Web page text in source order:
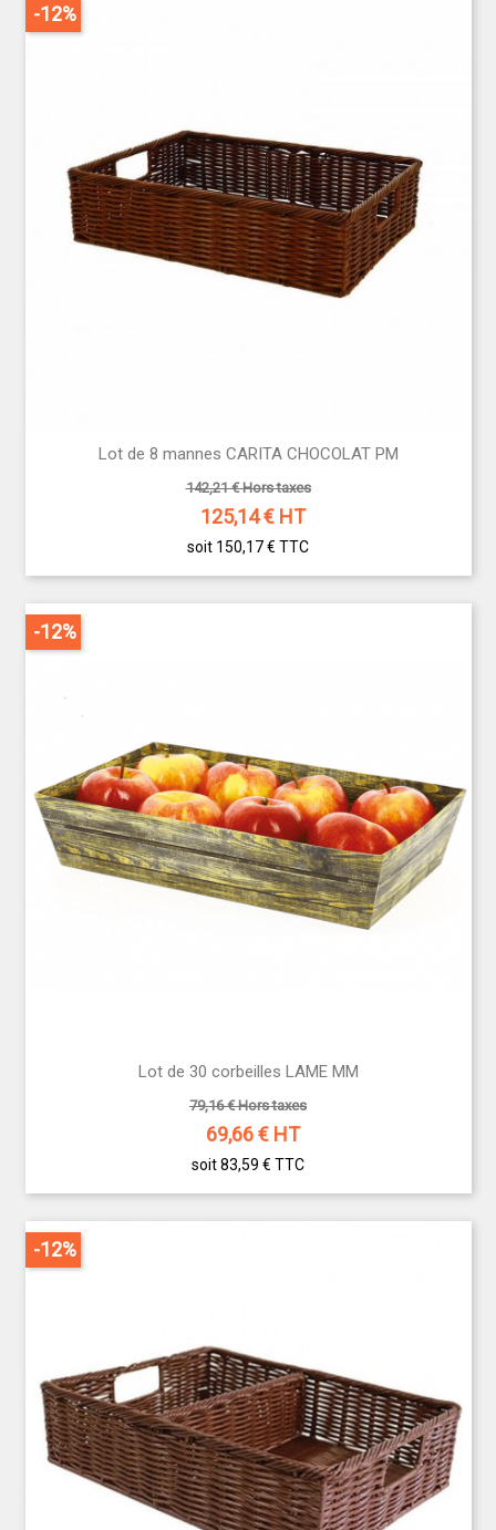
Lot de 8 mannes CARITA CHOCOLAT PM
142,21 € Hors taxes
125,14€ HT
soit 150,17 € TTC
-12%
Lot de 30 corbeilles LAME MM
79,16 € Hors taxes
69,66€ HT
soit 83,59 € TTC
-12%
-12%